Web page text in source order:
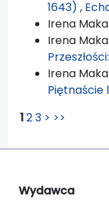
1643) ,
Irena
Irena
Irena
Piętnaście
123 > >>
Wydawca